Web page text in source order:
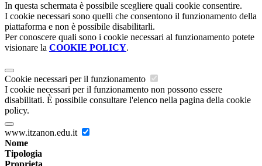
In questa schermata è possibile scegliere quali cookie consentire.
I cookie necessari sono quelli che consentono il funzionamento della
piattaforma e non è possibile disabilitarli.
Per conoscere quali sono i cookie necessari al funzionamento potete
visionare la COOKIE POLICY.
Cookie necessari per il funzionamento
I cookie necessari per il funzionamento non possono essere
disabilitati. È possibile consultare l'elenco nella pagina della cookie
policy.
www.itzanon.edu.it
Nome
Tipologia
Proprieta